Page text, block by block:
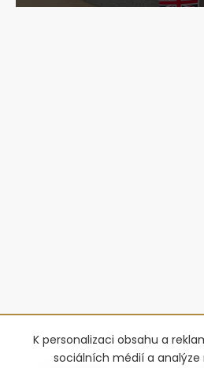
K personalizaci obsahu a
sociálních médií a